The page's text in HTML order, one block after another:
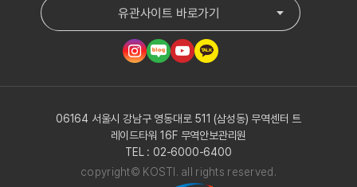
유관사이트 바로가기
06164 서울시 강남구 영동대로 511 (삼성동) 무역센터 트
레이드타워 16F 무역안보관리원
TEL : 02-6000-6400
copyright© KOSTI. all rights reserved.